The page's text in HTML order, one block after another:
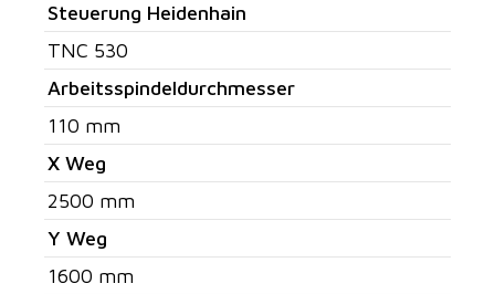
Steuerung Heidenhain
TNC 530
Arbeitsspindeldurchmesser
110 mm
X Weg
2500 mm
Y Weg
1600 mm